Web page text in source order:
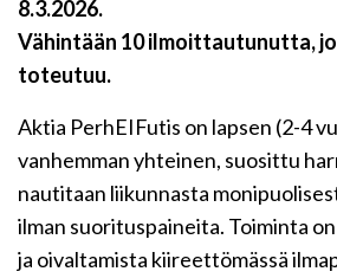
8.3.2026.
Vähintään 10 ilmoittautunutta,
toteutuu.
Aktia PerhEIFutis on lapsen (2-4
vanhemman yhteinen, suosittu
nautitaan liikunnasta
ilman suorituspaineita. Toiminta
ja oivaltamista kiireettömässä